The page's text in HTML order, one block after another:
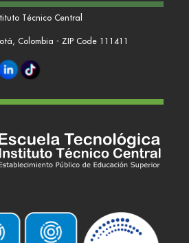
Técnico Central
Colombia - ZIP Code 111411